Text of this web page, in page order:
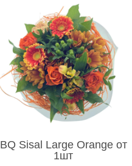
BQ Sisal Large Orange от
1шт